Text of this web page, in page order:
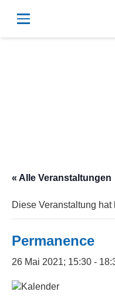
« Alle Veranstaltungen
Diese Veranstaltung hat
Permanence
26 Mai 2021; 15:30 -